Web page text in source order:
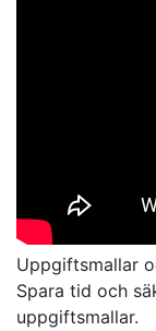
Uppgiftsmallar
Spara tid och
uppgiftsmallar.